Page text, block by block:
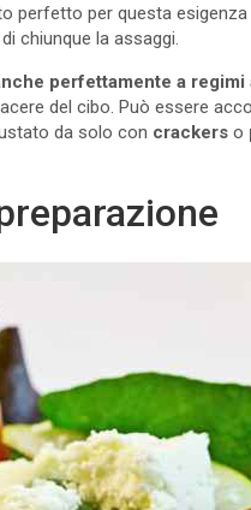
perfetto per questa
chiunque la assaggi.
perfettamente a
del cibo. Può essere
da solo con crackers o